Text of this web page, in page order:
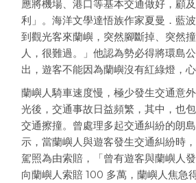
應將機場、港口等基本交通做好，顧
利」。海洋文學達悟族作家夏曼．藍
到觀光客來蘭嶼，突然腳斷掉、突然
人，很難過。」他認為勢必得將環島
出，遊客不能因為蘭嶼沒有紅綠燈，心
蘭嶼人騎車速度慢，極少發生交通意
光後，交通事故日益頻繁，其中，也
交通擦撞。曾處理多起交通糾紛的朗
示，當蘭嶼人與遊客發生交通糾紛時
駕照為由索賠，「曾有遊客與蘭嶼人
向蘭嶼人索賠 100 多萬，蘭嶼人焦急